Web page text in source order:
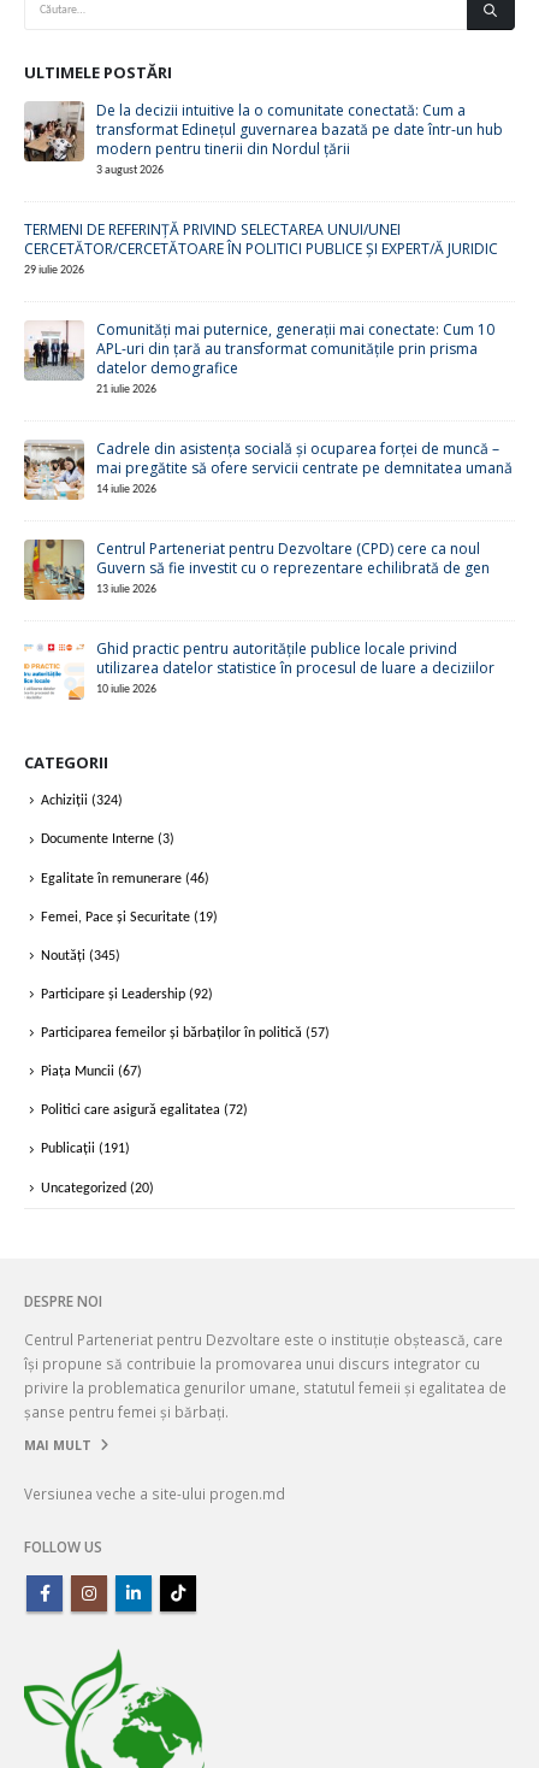
ULTIMELE POSTĂRI
De la decizii intuitive la o comunitate conectată: Cum a
transformat Edinețul guvernarea bazată pe date într-un hub
modern pentru tinerii din Nordul țării
3 august 2026
TERMENI DE REFERINȚĂ PRIVIND SELECTAREA UNUI/UNEI
CERCETĂTOR/CERCETĂTOARE ÎN POLITICI PUBLICE ȘI EXPERT/Ă JURIDIC
29 iulie 2026
Comunități mai puternice, generații mai conectate: Cum 10
APL-uri din țară au transformat comunitățile prin prisma
datelor demografice
21 iulie 2026
Cadrele din asistența socială și ocuparea forței de muncă –
mai pregătite să ofere servicii centrate pe demnitatea umană
14 iulie 2026
Centrul Parteneriat pentru Dezvoltare (CPD) cere ca noul
Guvern să fie investit cu o reprezentare echilibrată de gen
13 iulie 2026
Ghid practic pentru autoritățile publice locale privind
utilizarea datelor statistice în procesul de luare a deciziilor
10 iulie 2026
CATEGORII
Achiziții (324)
Documente Interne (3)
Egalitate în remunerare (46)
Femei, Pace și Securitate (19)
Noutăți (345)
Participare și Leadership (92)
Participarea femeilor și bărbaților în politică (57)
Piața Muncii (67)
Politici care asigură egalitatea (72)
Publicații (191)
Uncategorized (20)
DESPRE NOI
Centrul Parteneriat pentru Dezvoltare este o instituție obștească, care
își propune să contribuie la promovarea unui discurs integrator cu
privire la problematica genurilor umane, statutul femeii și egalitatea de
șanse pentru femei și bărbați.
MAI MULT
Versiunea veche a site-ului progen.md
FOLLOW US